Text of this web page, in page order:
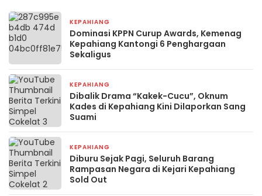
KEPAHIANG
Dominasi KPPN Curup Awards, Kemenag
Kepahiang Kantongi 6 Penghargaan
Sekaligus
KEPAHIANG
Dibalik Drama “Kakek-Cucu”, Oknum
Kades di Kepahiang Kini Dilaporkan Sang
Suami
KEPAHIANG
Diburu Sejak Pagi, Seluruh Barang
Rampasan Negara di Kejari Kepahiang
Sold Out